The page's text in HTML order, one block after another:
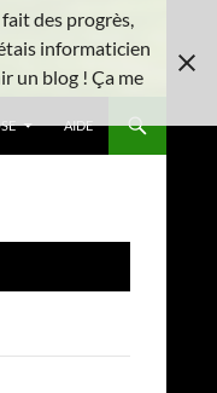
AIDE
des progrès,
informaticien
un blog ! Ça me